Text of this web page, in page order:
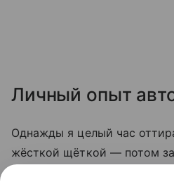
Личный опыт
Однажды я целый час
жёсткой щёткой — потом